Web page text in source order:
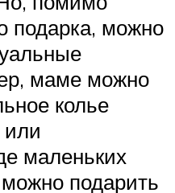
подарка, можно
маме можно
колье
или
маленьких
подарить